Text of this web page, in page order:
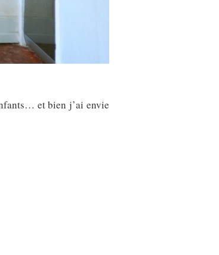
et bien j’ai envie